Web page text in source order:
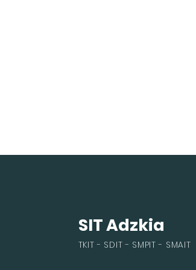
SIT Adzkia
TKIT - SDIT - SMPIT - SMAIT